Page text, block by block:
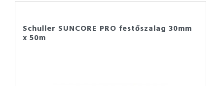
Schuller SUNCORE PRO festőszalag 30mm
x 50m